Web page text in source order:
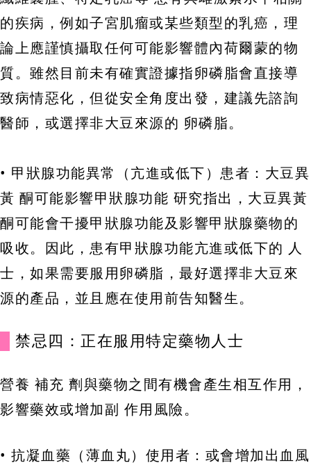
的疾病，例如子宮肌瘤或某些類型的乳癌，理
論上應謹慎攝取任何可能影響體內荷爾蒙的物
質。雖然目前未有確實證據指卵磷脂會直接導
致病情惡化，但從安全角度出發，建議先諮詢
醫師，或選擇非大豆來源的 卵磷脂。
• 甲狀腺功能異常（亢進或低下）患者：大豆異
黃 酮可能影響甲狀腺功能 研究指出，大豆異黃
酮可能會干擾甲狀腺功能及影響甲狀腺藥物的
吸收。因此，患有甲狀腺功能亢進或低下的 人
士，如果需要服用卵磷脂，最好選擇非大豆來
源的產品，並且應在使用前告知醫生。
禁忌四：正在服用特定藥物人士
營養 補充 劑與藥物之間有機會產生相互作用，
影響藥效或增加副 作用風險。
• 抗凝血藥（薄血丸）使用者：或會增加出血風